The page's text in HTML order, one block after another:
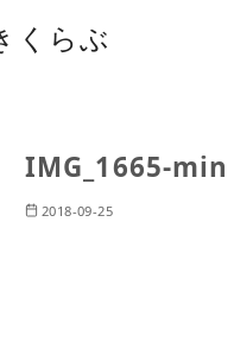
くらぶ
IMG_1665-min
2018-09-25